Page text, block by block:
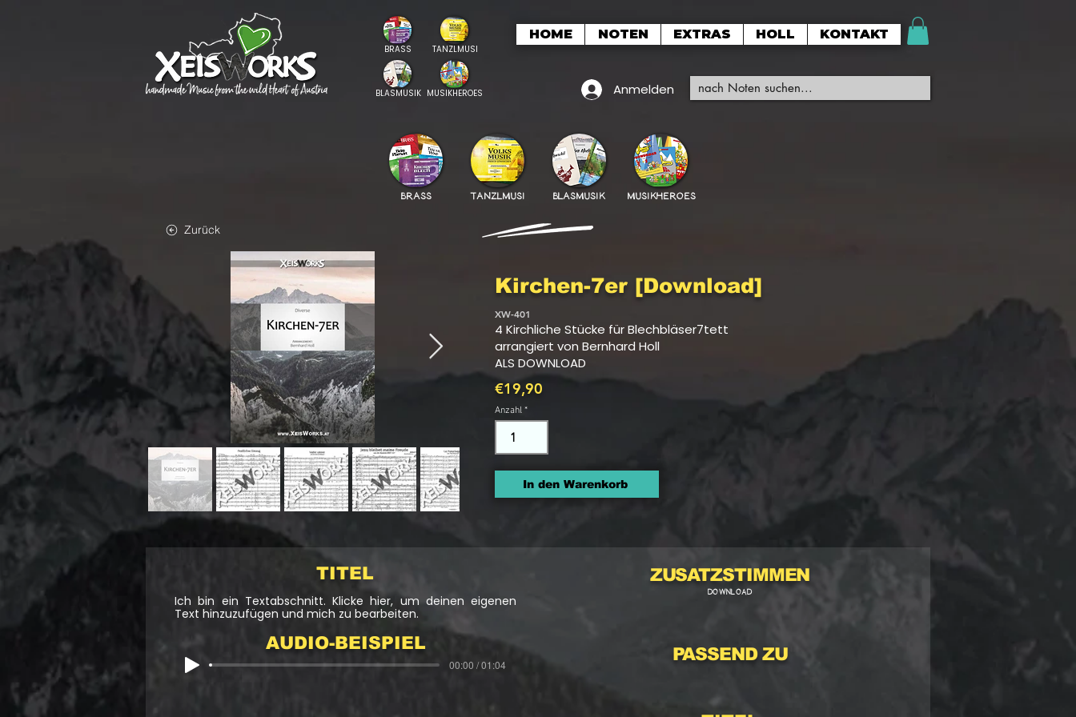
BRASS
BLASMUSIK
TANZLMUSI
MUSIKHEROES
HOME NOTEN EXTRAS HOLL KONTAKT
Anmelden
BRASS TANZLMUSI BLASMUSIK MUSIKHEROES
Zurück
DOWNLOAD
Kirchen-7er [Download]
XW-401
4 Kirchliche Stücke für Blechbläser7tett
arrangiert von Bernhard Holl
ALS DOWNLOAD
€19,90
Anzahl
In den Warenkorb
TITEL
Ich bin ein Textabschnitt. Klicke hier, um deinen eigenen
Text hinzuzufügen und mich zu bearbeiten.
AUDIO-BEISPIEL
00:00 / 01:04
ZUSATZSTIMMEN
DOWNLOAD
PASSEND ZU